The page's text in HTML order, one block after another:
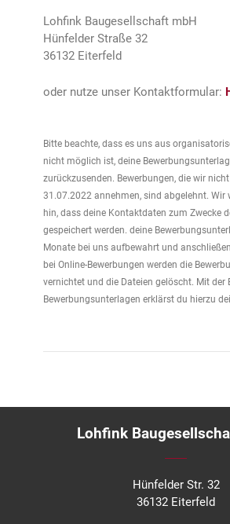
Lohfink Baugesellschaft mbH
Hünfelder Straße 32
36132 Eiterfeld
oder nutze unser Kontaktformular:
Bitte beachte, dass es uns aus
nicht möglich ist, deine
zurückzusenden. Bewerbungen, die wir
31.07.2022 annehmen, sind abgelehnt. Wir
hin, dass deine Kontaktdaten zum Zwecke
gespeichert werden. deine
Monate bei uns aufbewahrt und
bei Online-Bewerbungen werden die
vernichtet und die Dateien gelöscht. Mit der
Bewerbungsunterlagen erklärst du hierzu
Lohfink
Hünfelder Str. 32
36132 Eiterfeld